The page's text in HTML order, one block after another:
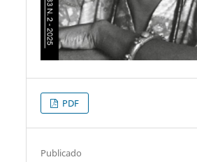
PDF
Publicado